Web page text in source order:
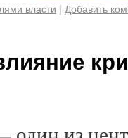
власти | Добавить